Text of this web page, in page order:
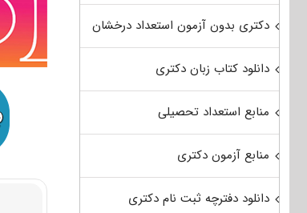
دکتری بدون آزمون استعداد درخشان
دانلود کتاب زبان دکتری
منابع استعداد تحصیلی
منابع آزمون دکتری
دانلود دفترچه ثبت نام دکتری